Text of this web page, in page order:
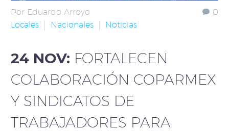
0
Por Eduardo Arroyo
Locales
Nacionales Noticias
24 NOV: FORTALECEN
COLABORACIÓN COPARMEX
Y SINDICATOS DE
TRABAJADORES PARA